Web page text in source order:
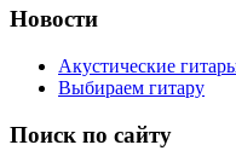
Новости
Акустические
Выбираем гитару
Поиск по сайту